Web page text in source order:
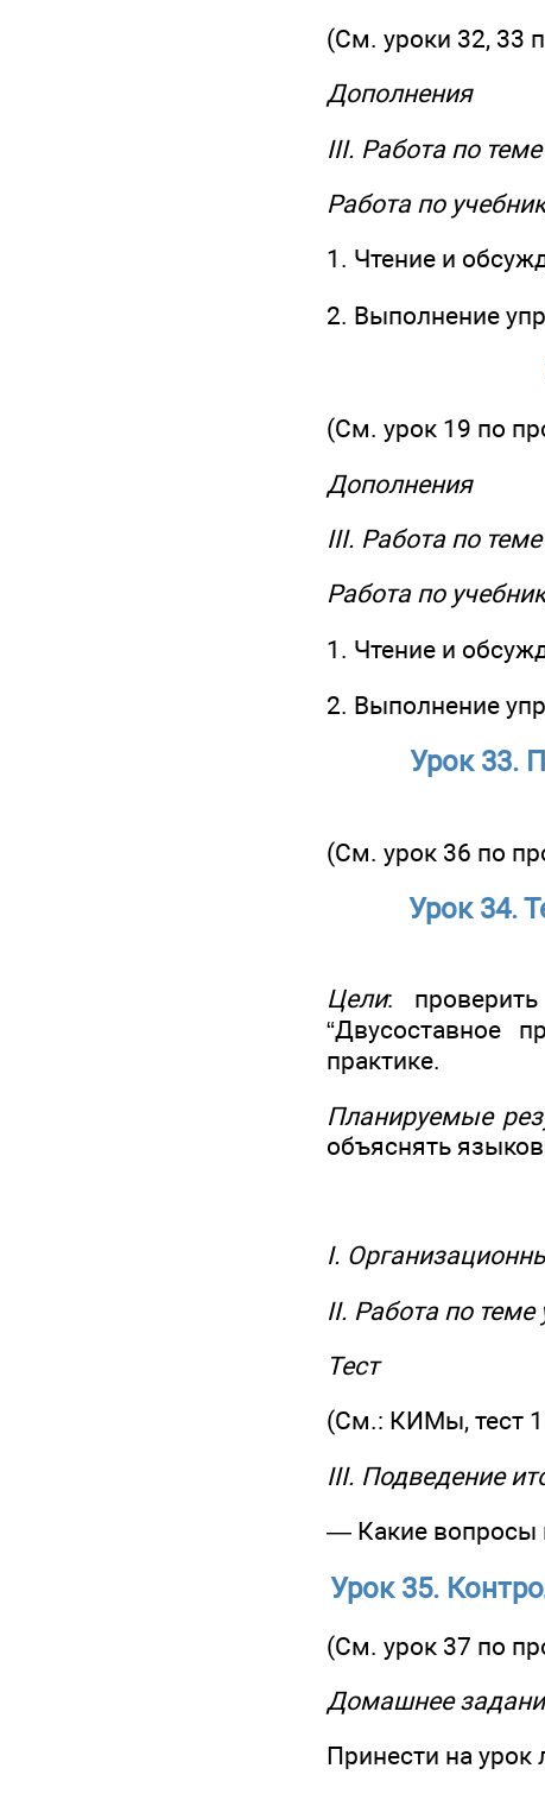
(См. уроки 32, 33
Дополнения
III. Работа по
Работа по
1. Чтение и
2. Выполнение
(См. урок 19 по
Дополнения
III. Работа по
Работа по
1. Чтение и
2. Выполнение
Урок 33.
(См. урок 36 по
Урок 34.
Цели:
“Двусоставное
практике.
Планируемые
объяснять
I.
II. Работа по теме
Тест
(См.: КИМы, тест
III. Подведение
— Какие вопросы
Урок 35.
(См. урок 37 по
Домашнее
Принести на